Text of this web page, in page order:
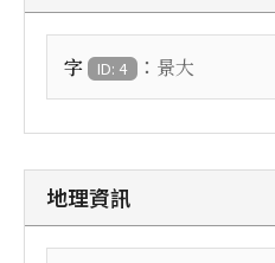
字 ID: 4 ： 景大
地理資訊